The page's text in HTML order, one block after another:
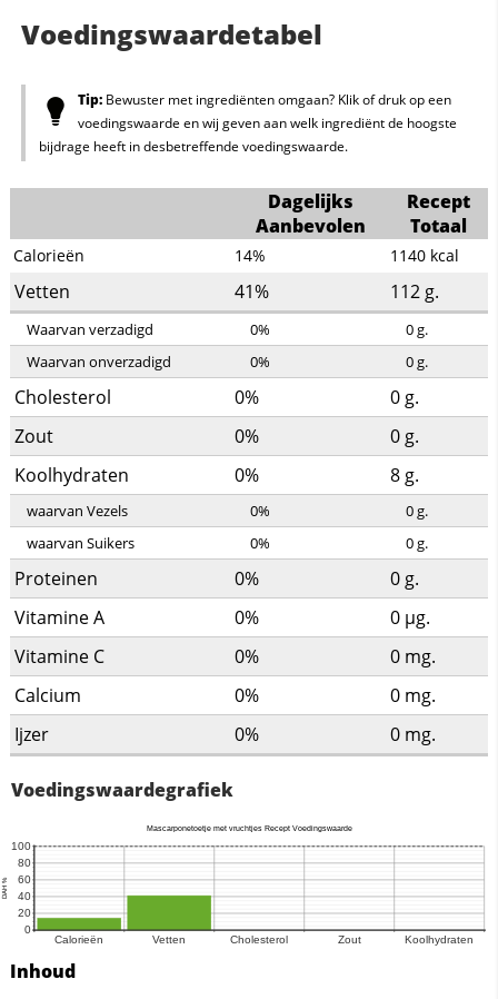
Voedingswaardetabel
Tip:Bewuster met ingrediënten omgaan? Klik of druk op een
voedingswaarde en wij geven aan welk ingrediënt de hoogste
bijdrage heeft in desbetreffende voedingswaarde.
Dagelijks
Aanbevolen
Recept
Totaal
Calorieën 14% 1140 kcal
Vetten 41% 112 g.
Waarvan verzadigd 0% 0g.
Waarvan onverzadigd
0% 0g.
Cholesterol 0% 0 g.
Zout
0% 0 g.
Koolhydraten
0% 8 g.
waarvan Vezels 0% 0g.
waarvan Suikers
0% 0g.
Proteinen 0% 0 g.
Vitamine A
0% 0 µg.
Vitamine C
0% 0 mg.
Calcium
0% 0 mg.
Ijzer
0% 0 mg.
Voedingswaardegrafiek
Inhoud